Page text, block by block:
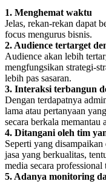
1. Menghemat waktu
Jelas, rekan-rekan dapat
focus mengurus bisnis.
2. Audience tertarget
Audience akan lebih
mengfungsikan strategi-
lebih pas sasaran.
3. Interaksi terbangun
Dengan terdapatnya
lama atau pertanyaan
secara berkala memantau
4. Ditangani oleh tim
Seperti yang disampaikan
jasa yang berkualitas,
media secara
5. Adanya monitoring